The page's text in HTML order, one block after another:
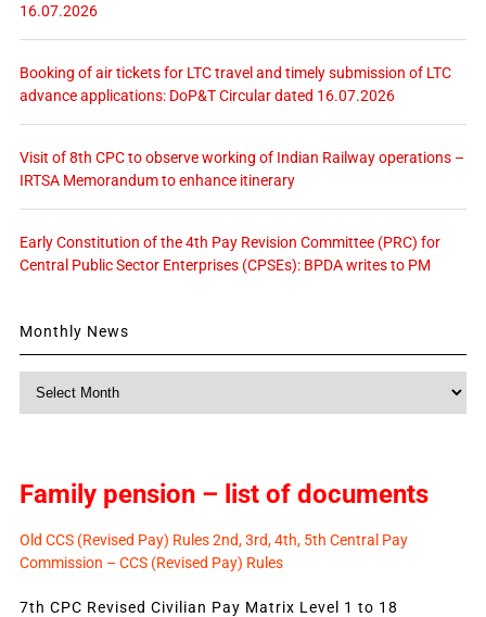
16.07.2026
Booking of air tickets for LTC travel and timely submission of LTC
advance applications: DoP&T Circular dated 16.07.2026
Visit of 8th CPC to observe working of Indian Railway operations –
IRTSA Memorandum to enhance itinerary
Early Constitution of the 4th Pay Revision Committee (PRC) for
Central Public Sector Enterprises (CPSEs): BPDA writes to PM
Monthly News
Family pension – list of documents
Old CCS (Revised Pay) Rules 2nd, 3rd, 4th, 5th Central Pay
Commission – CCS (Revised Pay) Rules
7th CPC Revised Civilian Pay Matrix Level 1 to 18